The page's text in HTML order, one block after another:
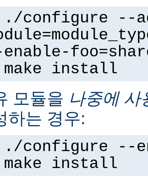
./configure --
install
모듈을 나중에 사
하는 경우:
./configure --
install